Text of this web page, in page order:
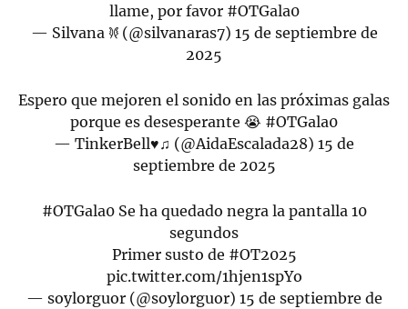
llame, por favor #OTGala0
— Silvana 𐦍 (@silvanaras7) 15 de septiembre de
2025
Espero que mejoren el sonido en las próximas galas
porque es desesperante 😭 #OTGala0
— TinkerBell♥♫ (@AidaEscalada28) 15 de
septiembre de 2025
#OTGala0Se ha quedado negra la pantalla 10
segundos
Primer susto de #OT2025
pic.twitter.com/1hjen1spYo
— soylorguor (@soylorguor) 15 de septiembre de